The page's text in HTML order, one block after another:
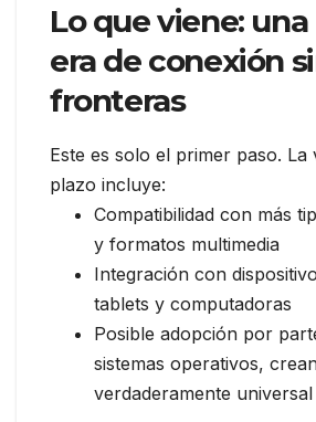
Lo que viene:
era de conexión
fronteras
Este es solo el primer paso. La
plazo incluye:
Compatibilidad con más
y formatos multimedia
Integración con
tablets y computadoras
Posible adopción por
sistemas operativos,
verdaderamente universal